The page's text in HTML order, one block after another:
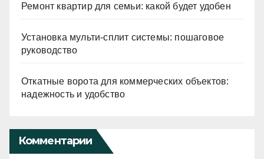
Ремонт квартир для семьи: какой будет удобен
Установка мульти-сплит системы: пошаговое
руководство
Откатные ворота для коммерческих объектов:
надежность и удобство
Комментарии